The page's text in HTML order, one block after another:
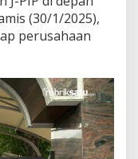
(30/1/2025),
perusahaan